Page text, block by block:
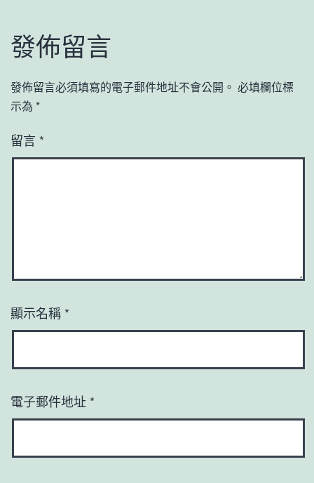
發佈留言
發佈留言必須填寫的電子郵件地址不會公開。 必填欄位標
示為 *
留言 *
顯示名稱 *
電子郵件地址 *